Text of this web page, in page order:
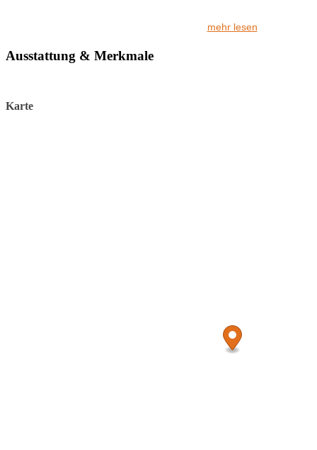
Geschäfte und einen Onlineshop und beschäftigt etwa 1.800
mehr lesen
Ausstattung & Merkmale
Karte